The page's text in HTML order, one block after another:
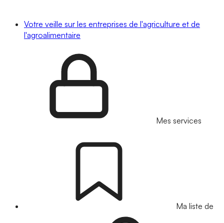
Votre veille sur les entreprises de l'agriculture et de
l'agroalimentaire
Mes services
Ma liste de